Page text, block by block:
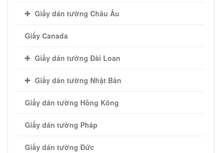
Giấy dán tường Châu Âu
Giấy Canada
Giấy dán tường Đài Loan
Giấy dán tường Nhật Bản
Giấy dán tường Hồng Kông
Giấy dán tường Pháp
Giấy dán tường Đức